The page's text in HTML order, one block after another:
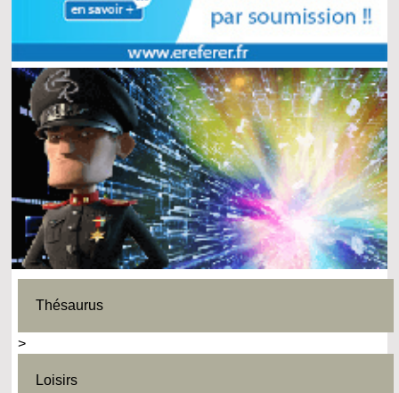
Thésaurus
>
Loisirs